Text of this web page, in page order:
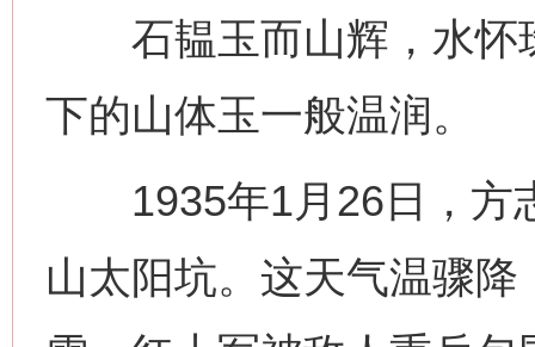
石韫玉而山辉，水怀
下的山体玉一般温润。
1935年1月26日，方
山太阳坑。这天气温骤